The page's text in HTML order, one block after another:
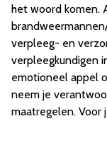
het woord komen.
verpleeg- en
verpleegkundigen
emotioneel appel
neem je
maatregelen. Voor